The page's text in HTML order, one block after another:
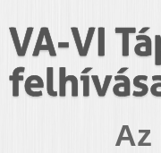
VA-VI
Az